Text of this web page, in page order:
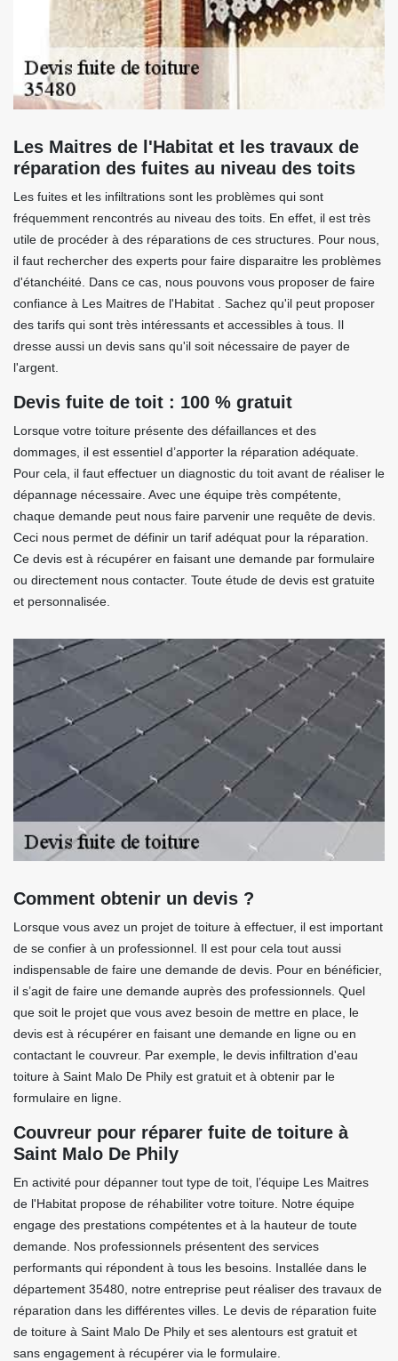
Les Maitres de l'Habitat et les travaux de
réparation des fuites au niveau des toits
Les fuites et les infiltrations sont les problèmes qui sont
fréquemment rencontrés au niveau des toits. En effet, il est très
utile de procéder à des réparations de ces structures. Pour nous,
il faut rechercher des experts pour faire disparaitre les problèmes
d'étanchéité. Dans ce cas, nous pouvons vous proposer de faire
confiance à Les Maitres de l'Habitat . Sachez qu'il peut proposer
des tarifs qui sont très intéressants et accessibles à tous. Il
dresse aussi un devis sans qu'il soit nécessaire de payer de
l'argent.
Devis fuite de toit : 100 % gratuit
Lorsque votre toiture présente des défaillances et des
dommages, il est essentiel d’apporter la réparation adéquate.
Pour cela, il faut effectuer un diagnostic du toit avant de réaliser le
dépannage nécessaire. Avec une équipe très compétente,
chaque demande peut nous faire parvenir une requête de devis.
Ceci nous permet de définir un tarif adéquat pour la réparation.
Ce devis est à récupérer en faisant une demande par formulaire
ou directement nous contacter. Toute étude de devis est gratuite
et personnalisée.
Comment obtenir un devis ?
Lorsque vous avez un projet de toiture à effectuer, il est important
de se confier à un professionnel. Il est pour cela tout aussi
indispensable de faire une demande de devis. Pour en bénéficier,
il s’agit de faire une demande auprès des professionnels. Quel
que soit le projet que vous avez besoin de mettre en place, le
devis est à récupérer en faisant une demande en ligne ou en
contactant le couvreur. Par exemple, le devis infiltration d'eau
toiture à Saint Malo De Phily est gratuit et à obtenir par le
formulaire en ligne.
Couvreur pour réparer fuite de toiture à
Saint Malo De Phily
En activité pour dépanner tout type de toit, l’équipe Les Maitres
de l'Habitat propose de réhabiliter votre toiture. Notre équipe
engage des prestations compétentes et à la hauteur de toute
demande. Nos professionnels présentent des services
performants qui répondent à tous les besoins. Installée dans le
département 35480, notre entreprise peut réaliser des travaux de
réparation dans les différentes villes. Le devis de réparation fuite
de toiture à Saint Malo De Phily et ses alentours est gratuit et
sans engagement à récupérer via le formulaire.